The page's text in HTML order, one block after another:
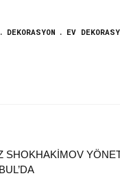
DEKORASYON EV
SHOKHAKIMOV